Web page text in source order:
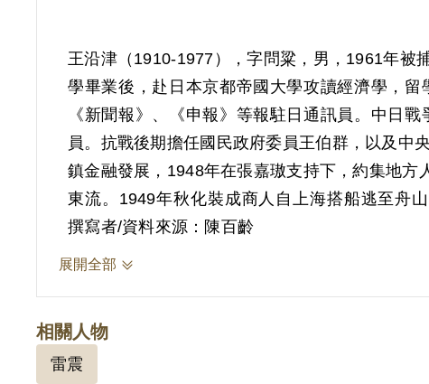
王沿津（1910-1977），字問粱，男，1961年被
學畢業後，赴日本京都帝國大學攻讀經濟學，
《新聞報》、《申報》等報駐日通訊員。中日
員。抗戰後期擔任國民政府委員王伯群，以及中
鎮金融發展，1948年在張嘉璈支持下，約集地
東流。1949年秋化裝成商人自上海搭船逃至舟
報》主筆，以及日本《東京新聞》臺北支局負責
化經濟協會委員，提供政府日本事務諮詢。此外
恩來、俾以人民銀行顧問，並前往東北訪問」。
奪公權5年。雖然上訴時極力抗辯，指陳自白係
撰寫者/資料來源：陳百齡
展開全部
相關人物
雷震